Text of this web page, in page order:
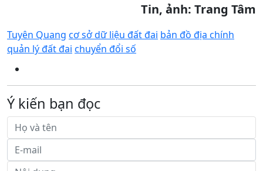
Tin, ảnh: Trang Tâm
Tuyên Quang cơ sở dữ liệu đất đai bản đồ địa chính
quản lý đất đai chuyển đổi số
Ý kiến bạn đọc